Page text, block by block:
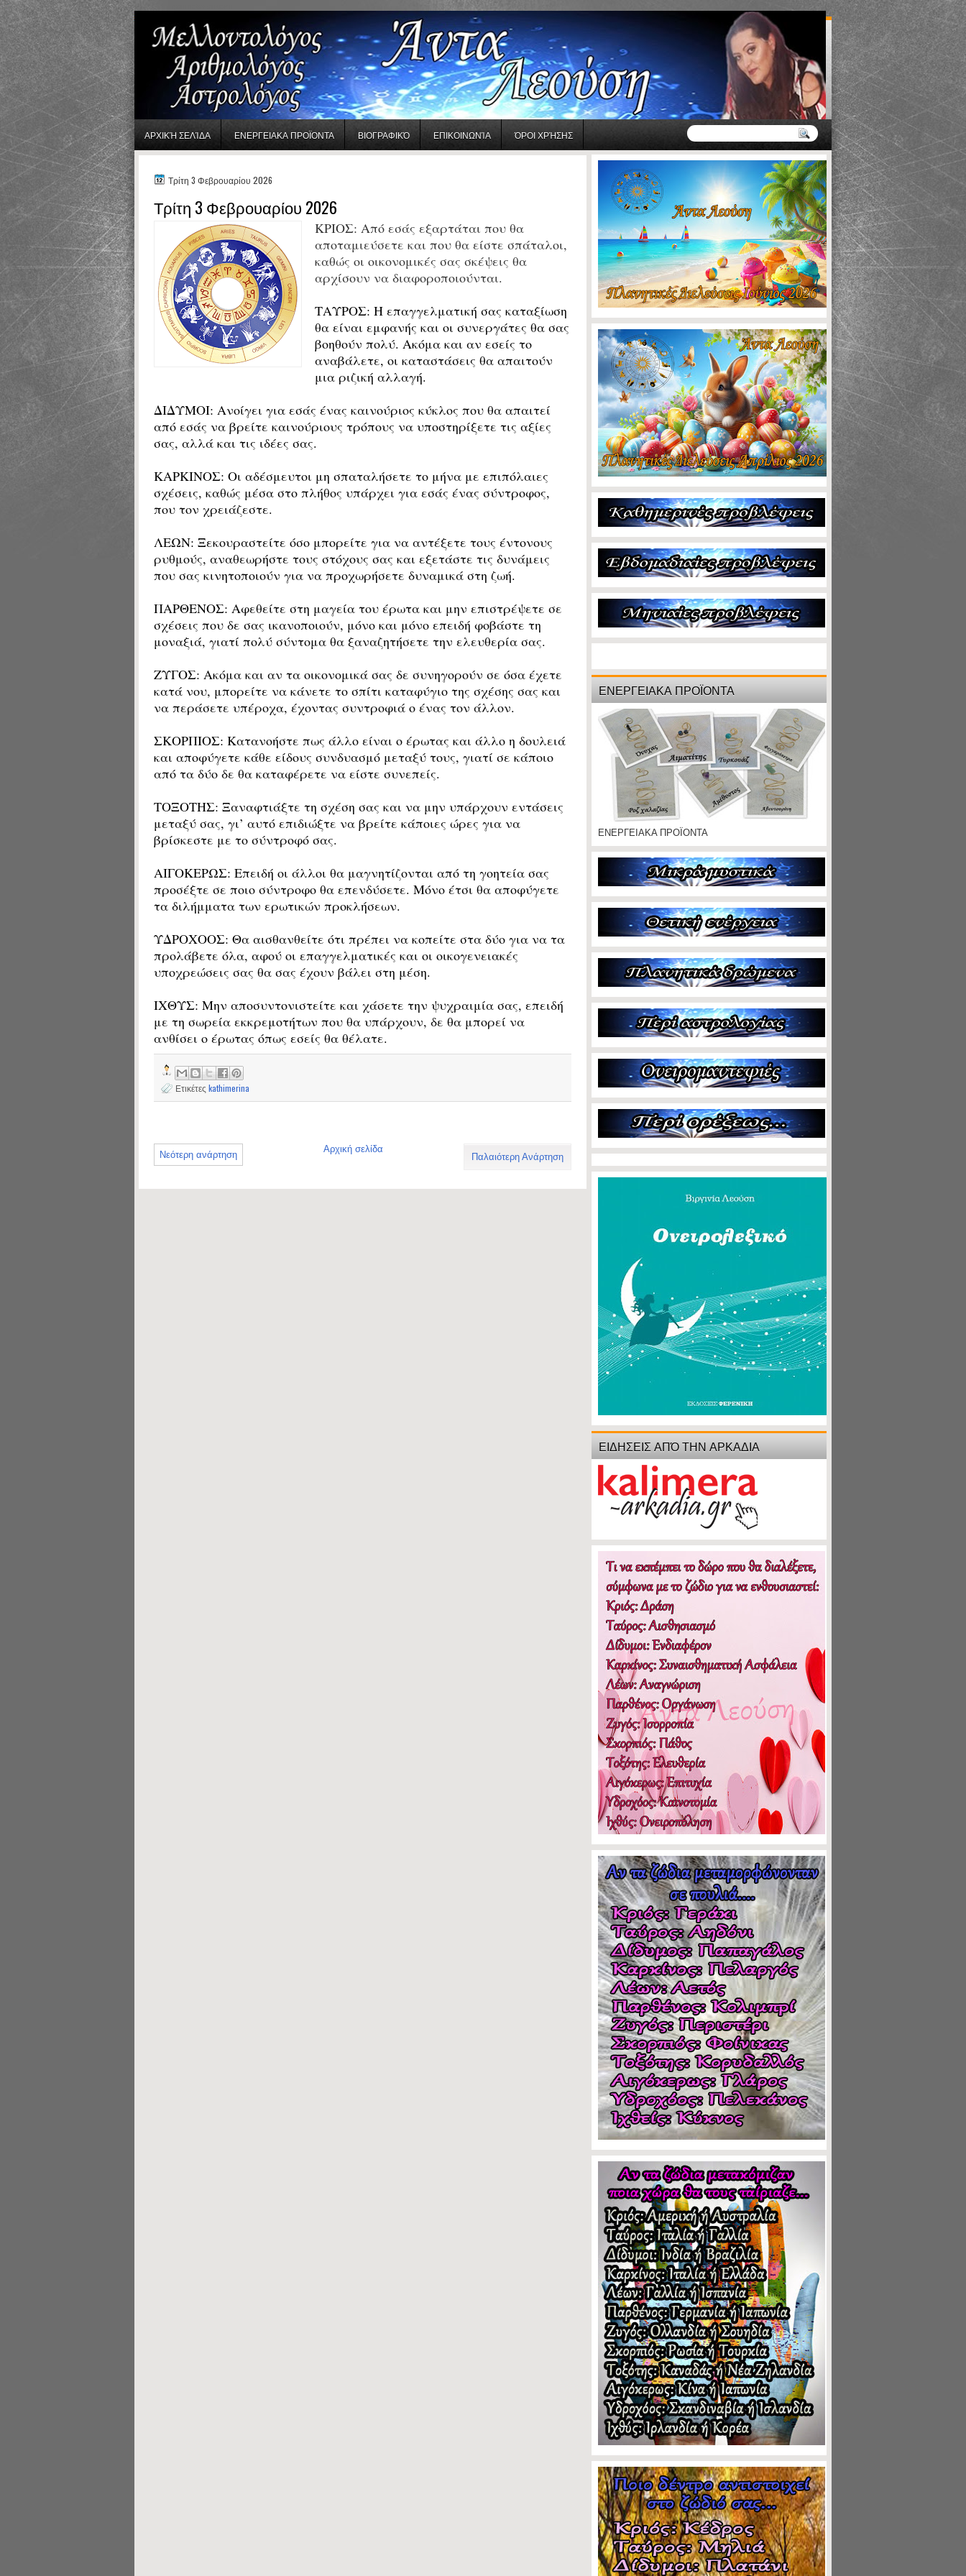
ΑΡΧΙΚΉ ΣΕΛΊΔΑ ΕΝΕΡΓΕΙΑΚΑ ΠΡΟΪΟΝΤΑ ΒΙΟΓΡΑΦΙΚΌ ΕΠΙΚΟΙΝΩΝΊΑ ΌΡΟΙ ΧΡΉΣΗΣ
Τρίτη 3 Φεβρουαρίου 2026
Τρίτη 3 Φεβρουαρίου 2026
ΚΡΙΟΣ: Από εσάς εξαρτάται που θα
αποταμιεύσετε και που θα είστε σπάταλοι,
καθώς οι οικονομικές σας σκέψεις θα
αρχίσουν να διαφοροποιούνται.
ΤΑΥΡΟΣ: Η επαγγελματική σας καταξίωση
θα είναι εμφανής και οι συνεργάτες θα σας
βοηθούν πολύ. Ακόμα και αν εσείς το
αναβάλετε, οι καταστάσεις θα απαιτούν
μια ριζική αλλαγή.
ΔΙΔΥΜΟΙ: Ανοίγει για εσάς ένας καινούριος κύκλος που θα απαιτεί
από εσάς να βρείτε καινούριους τρόπους να υποστηρίξετε τις αξίες
σας, αλλά και τις ιδέες σας.
ΚΑΡΚΙΝΟΣ: Οι αδέσμευτοι μη σπαταλήσετε το μήνα με επιπόλαιες
σχέσεις, καθώς μέσα στο πλήθος υπάρχει για εσάς ένας σύντροφος,
που τον χρειάζεστε.
ΛΕΩΝ: Ξεκουραστείτε όσο μπορείτε για να αντέξετε τους έντονους
ρυθμούς, αναθεωρήστε τους στόχους σας και εξετάστε τις δυνάμεις
που σας κινητοποιούν για να προχωρήσετε δυναμικά στη ζωή.
ΠΑΡΘΕΝΟΣ: Αφεθείτε στη μαγεία του έρωτα και μην επιστρέψετε σε
σχέσεις που δε σας ικανοποιούν, μόνο και μόνο επειδή φοβάστε τη
μοναξιά, γιατί πολύ σύντομα θα ξαναζητήσετε την ελευθερία σας.
ΖΥΓΟΣ: Ακόμα και αν τα οικονομικά σας δε συνηγορούν σε όσα έχετε
κατά νου, μπορείτε να κάνετε το σπίτι καταφύγιο της σχέσης σας και
να περάσετε υπέροχα, έχοντας συντροφιά ο ένας τον άλλον.
ΣΚΟΡΠΙΟΣ: Κατανοήστε πως άλλο είναι ο έρωτας και άλλο η δουλειά
και αποφύγετε κάθε είδους συνδυασμό μεταξύ τους, γιατί σε κάποιο
από τα δύο δε θα καταφέρετε να είστε συνεπείς.
ΤΟΞΟΤΗΣ: Ξαναφτιάξτε τη σχέση σας και να μην υπάρχουν εντάσεις
μεταξύ σας, γι’ αυτό επιδιώξτε να βρείτε κάποιες ώρες για να
βρίσκεστε με το σύντροφό σας.
ΑΙΓΟΚΕΡΩΣ: Επειδή οι άλλοι θα μαγνητίζονται από τη γοητεία σας
προσέξτε σε ποιο σύντροφο θα επενδύσετε. Μόνο έτσι θα αποφύγετε
τα διλήμματα των ερωτικών προκλήσεων.
ΥΔΡΟΧΟΟΣ: Θα αισθανθείτε ότι πρέπει να κοπείτε στα δύο για να τα
προλάβετε όλα, αφού οι επαγγελματικές και οι οικογενειακές
υποχρεώσεις σας θα σας έχουν βάλει στη μέση.
ΙΧΘΥΣ: Μην αποσυντονιστείτε και χάσετε την ψυχραιμία σας, επειδή
με τη σωρεία εκκρεμοτήτων που θα υπάρχουν, δε θα μπορεί να
ανθίσει ο έρωτας όπως εσείς θα θέλατε.
Ετικέτες kathimerina
Νεότερη ανάρτηση Παλαιότερη Ανάρτηση
Αρχική σελίδα
ΕΝΕΡΓΕΙΑΚΑ ΠΡΟΪΟΝΤΑ
ΕΝΕΡΓΕΙΑΚΑ ΠΡΟΪΟΝΤΑ
ΕΙΔΗΣΕΙΣ ΑΠΌ ΤΗΝ ΑΡΚΑΔΙΑ